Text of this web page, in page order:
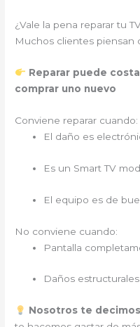
¿Vale la pena reparar tu
Muchos clientes piensan
Reparar puede
comprar uno nuevo
Conviene reparar cuando:
El daño es
Es un Smart TV
El equipo es de
No conviene cuando:
Pantalla
Daños
Nosotros te